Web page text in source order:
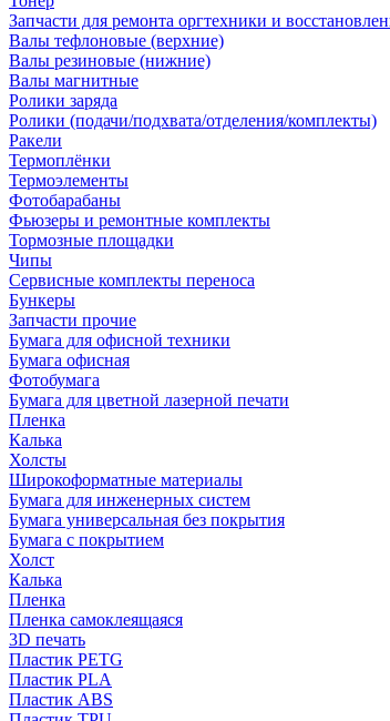
Запчасти для ремонта оргтехники и
Валы тефлоновые (верхние)
Валы резиновые (нижние)
Валы магнитные
Ролики заряда
Ролики (подачи/подхвата/отделения/комплекты)
Ракели
Термоплёнки
Термоэлементы
Фотобарабаны
Фьюзеры и ремонтные комплекты
Тормозные площадки
Чипы
Сервисные комплекты переноса
Бункеры
Запчасти прочие
Бумага для офисной техники
Бумага офисная
Фотобумага
Бумага для цветной лазерной печати
Пленка
Калька
Холсты
Широкоформатные материалы
Бумага для инженерных систем
Бумага универсальная без покрытия
Бумага с покрытием
Холст
Калька
Пленка
Пленка самоклеящаяся
3D печать
Пластик PETG
Пластик PLA
Пластик ABS